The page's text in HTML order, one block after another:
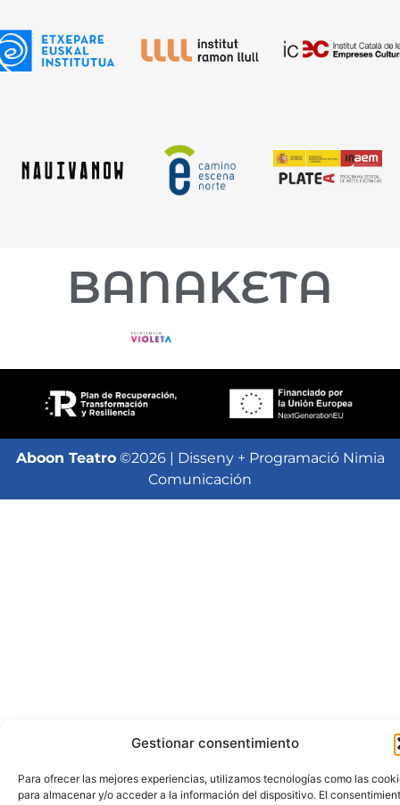
Gestionar consentimiento
Para ofrecer las mejores experiencias, utilizamos tecnologías como las
para almacenar y/o acceder a la información del dispositivo. El
BANAKETA
Aboon Teatro©2026 | Disseny + Programació Nimia
Comunicación